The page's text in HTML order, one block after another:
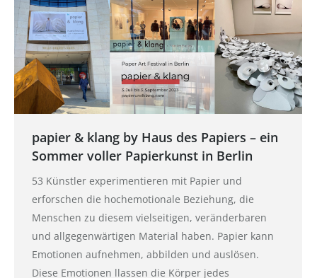
papier & klang by Haus des Papiers – ein
Sommer voller Papierkunst in Berlin
53 Künstler experimentieren mit Papier und
erforschen die hochemotionale Beziehung, die
Menschen zu diesem vielseitigen, veränderbaren
und allgegenwärtigen Material haben. Papier kann
Emotionen aufnehmen, abbilden und auslösen.
Diese Emotionen llassen die Körper jedes